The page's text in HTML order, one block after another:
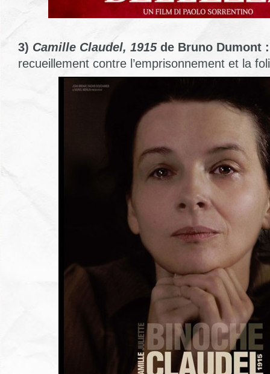
3) Camille Claudel, 1915de Bruno Dumont :
recueillement contre l’emprisonnement et la